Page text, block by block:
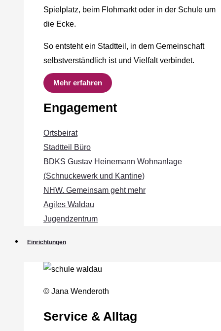
Spielplatz, beim Flohmarkt oder in der Schule um
die Ecke.
So entsteht ein Stadtteil, in dem Gemeinschaft
selbstverständlich ist und Vielfalt verbindet.
Mehr erfahren
Engagement
Ortsbeirat
Stadtteil Büro
BDKS Gustav Heinemann Wohnanlage
(Schnuckewerk und Kantine)
NHW. Gemeinsam geht mehr
Agiles Waldau
Jugendzentrum
Einrichtungen
© Jana Wenderoth
Service & Alltag